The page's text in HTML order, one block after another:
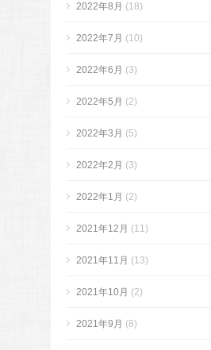
2022年8月 (18)
2022年7月 (10)
2022年6月 (3)
2022年5月 (2)
2022年3月 (5)
2022年2月 (3)
2022年1月 (2)
2021年12月 (11)
2021年11月 (13)
2021年10月 (2)
2021年9月 (8)